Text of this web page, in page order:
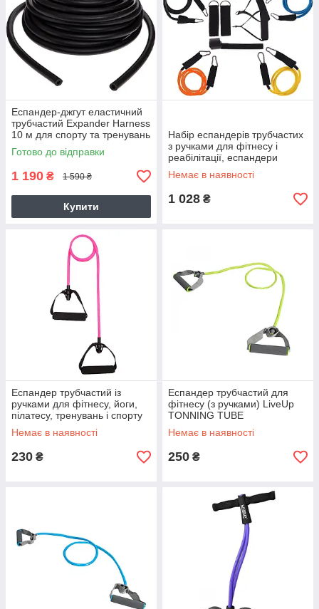
Еспандер-джгут еластичний
трубчастий Expander Harness
10 м для спорту та тренувань
(FI-6253-8)
Готово до відправки
1 190 ₴ 1 590 ₴
Купити
Набір еспандерів трубчастих
з ручками для фітнесу і
реабілітації, еспандери
Бубновського (5 джгутів)
Немає в наявності
1 028 ₴
Еспандер трубчастий із
ручками для фітнесу, йоги,
пілатесу, тренувань і спорту
LiveUp TONNING TUBE
Немає в наявності
230 ₴
Еспандер трубчастий для
фітнесу (з ручками) LiveUp
TONNING TUBE
Немає в наявності
250 ₴